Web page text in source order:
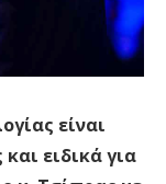
είναι
ειδικά για